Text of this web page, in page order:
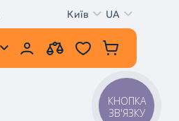
Київ UA
КНОПКА
ЗВ'ЯЗКУ